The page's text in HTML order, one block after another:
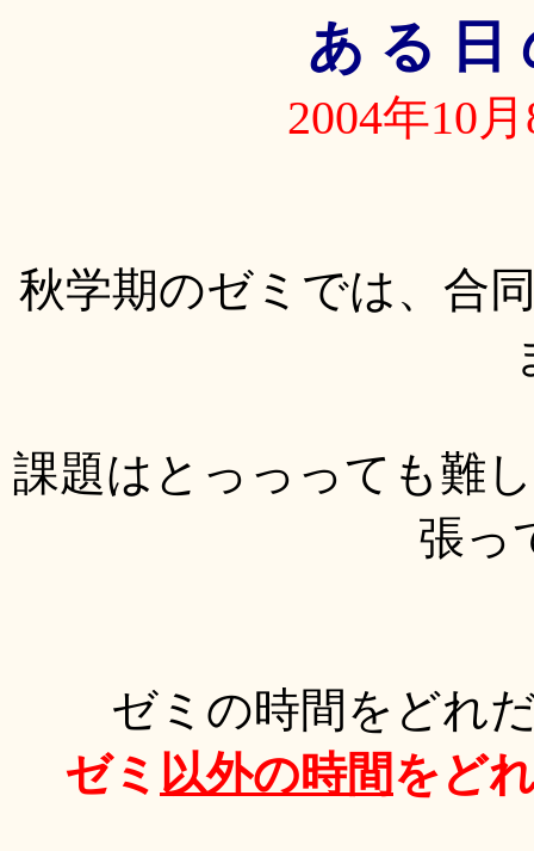
あ る 日
2004年10
秋学期のゼミでは、合
課題はとっっっても難
張っ
ゼミの時間をどれ
ゼミ 以外の時間をど